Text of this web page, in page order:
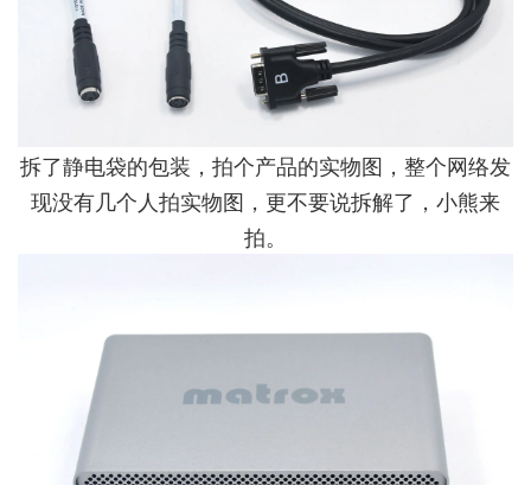
拆了静电袋的包装，拍个产品的实物图，整个网络发
现没有几个人拍实物图，更不要说拆解了，小熊来
拍。